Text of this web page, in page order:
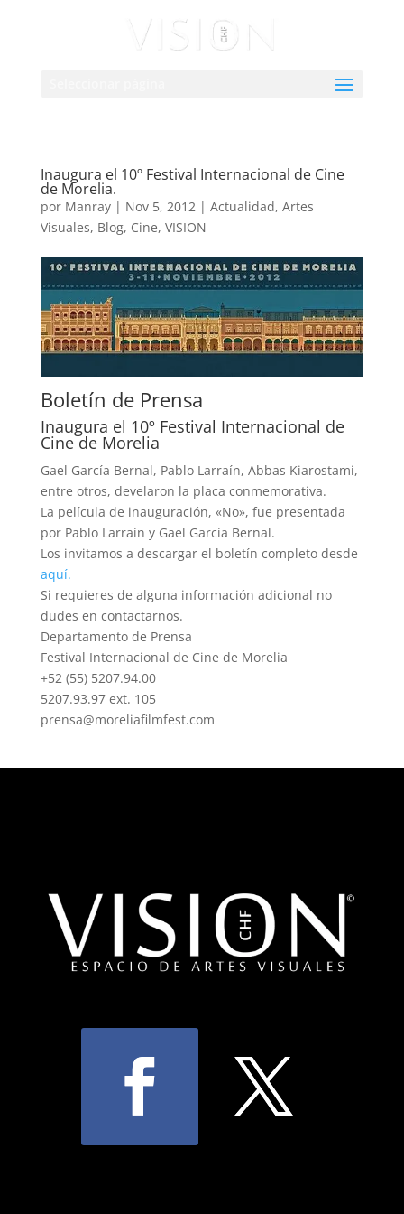
Inaugura el 10º Festival Internacional de Cine
de Morelia.
por Manray| Nov 5, 2012| Actualidad, Artes
Visuales, Blog, Cine, VISION
Boletín de Prensa
Inaugura el 10º Festival Internacional de
Cine de Morelia
Gael García Bernal, Pablo Larraín, Abbas Kiarostami,
entre otros, develaron la placa conmemorativa.
La película de inauguración, «No», fue presentada
por Pablo Larraín y Gael García Bernal.
Los invitamos a descargar el boletín completo desde
aquí.
Si requieres de alguna información adicional no
dudes en contactarnos.
Departamento de Prensa
Festival Internacional de Cine de Morelia
+52 (55) 5207.94.00
5207.93.97 ext. 105
prensa@moreliafilmfest.com